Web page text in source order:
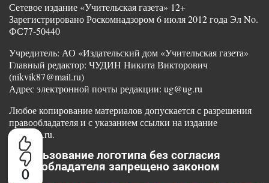
0
Сетевое издание «Учительская газета» 12+
Зарегистрировано Роскомнадзором 6 июля 2012 года Эл No.
ФС77-50440
Учредитель: АО «Издательский дом «Учительская газета»
Главный редактор: ЧУДИН Никита Викторович
(nikvik87@mail.ru)
Адрес электронной почты редакции: ug@ug.ru
Любое копирование материалов допускается с разрешения
правообладателя и с указанием ссылки на издание
www.ug.ru.
Использование логотипа без согласия
правообладателя запрещено законом